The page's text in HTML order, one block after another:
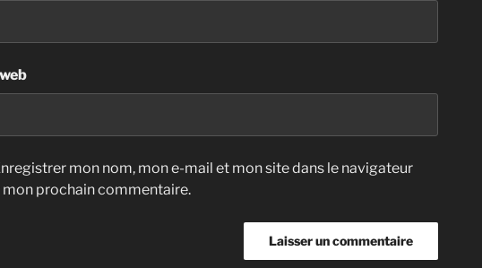
mon nom, mon e-mail et mon site dans le navigateur
mon prochain commentaire.